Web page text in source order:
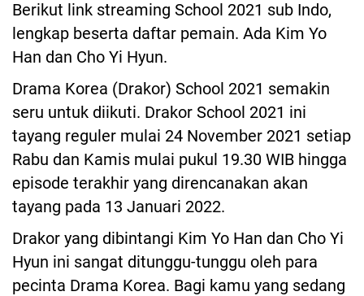
Berikut link streaming School 2021 sub Indo,
lengkap beserta daftar pemain. Ada Kim Yo
Han dan Cho Yi Hyun.
Drama Korea (Drakor) School 2021 semakin
seru untuk diikuti. Drakor School 2021 ini
tayang reguler mulai 24 November 2021 setiap
Rabu dan Kamis mulai pukul 19.30 WIB hingga
episode terakhir yang direncanakan akan
tayang pada 13 Januari 2022.
Drakor yang dibintangi Kim Yo Han dan Cho Yi
Hyun ini sangat ditunggu-tunggu oleh para
pecinta Drama Korea. Bagi kamu yang sedang